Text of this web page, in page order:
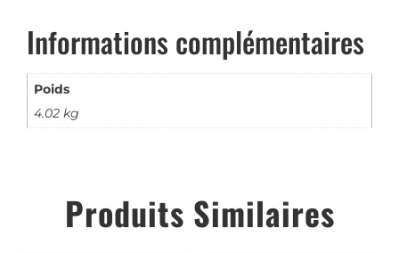
Informations complémentaires
Poids
4.02 kg
Produits Similaires